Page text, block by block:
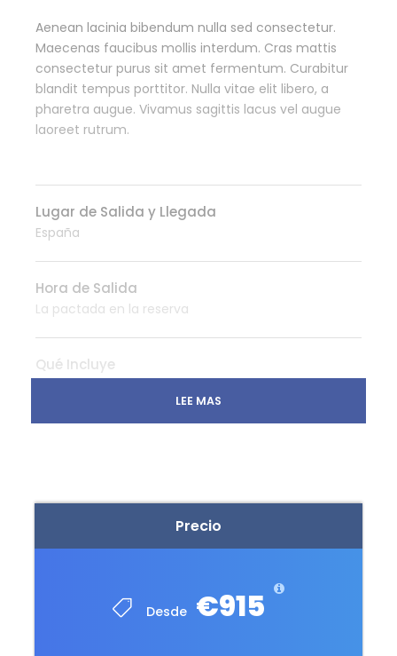
Precio
Desde €915
Aenean lacinia bibendum nulla sed consectetur.
Maecenas faucibus mollis interdum. Cras mattis
consectetur purus sit amet fermentum. Curabitur
blandit tempus porttitor. Nulla vitae elit libero, a
pharetra augue. Vivamus sagittis lacus vel augue
laoreet rutrum.
Lugar de Salida y Llegada
España
Hora de Salida
La pactada en la reserva
Qué Incluye
Traslado Aeropuerto New York
Servicio de Asistencia 24 horas
LEE MAS